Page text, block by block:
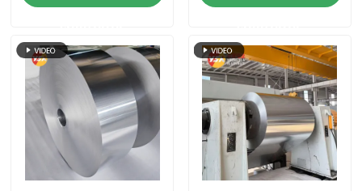
Εύκολο Ξεφλούδισμα
Ανάγλυφο Ασημί
Χρυσό Φύλλο
Αεροστεγής
Διατήρηση Ιατρική
Συσκευασία Φράγμα
Φύλλο